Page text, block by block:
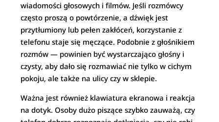
wiadomości głosowych i filmów. Jeśli rozmówcy
często proszą o powtórzenie, a dźwięk jest
przytłumiony lub pełen zakłóceń, korzystanie z
telefonu staje się męczące. Podobnie z głośnikiem
rozmów — powinien być wystarczająco głośny i
czysty, aby dało się rozmawiać nie tylko w cichym
pokoju, ale także na ulicy czy w sklepie.
Ważna jest również klawiatura ekranowa i reakcja
na dotyk. Osoby dużo piszące szybko zauważą, czy